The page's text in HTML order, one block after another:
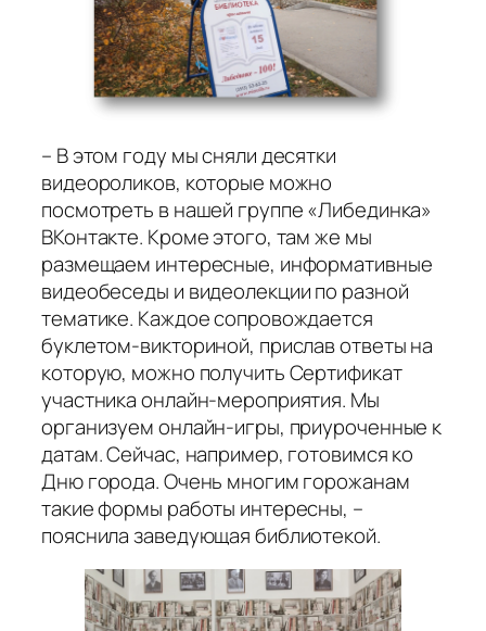
– В этом году мы сняли десятки
видеороликов, которые можно
посмотреть в нашей группе «Либединка»
ВКонтакте. Кроме этого, там же мы
размещаем интересные, информативные
видеобеседы и видеолекции по разной
тематике. Каждое сопровождается
буклетом-викториной, прислав ответы на
которую, можно получить Сертификат
участника онлайн-мероприятия. Мы
организуем онлайн-игры, приуроченные к
датам. Сейчас, например, готовимся ко
Дню города. Очень многим горожанам
такие формы работы интересны, –
пояснила заведующая библиотекой.